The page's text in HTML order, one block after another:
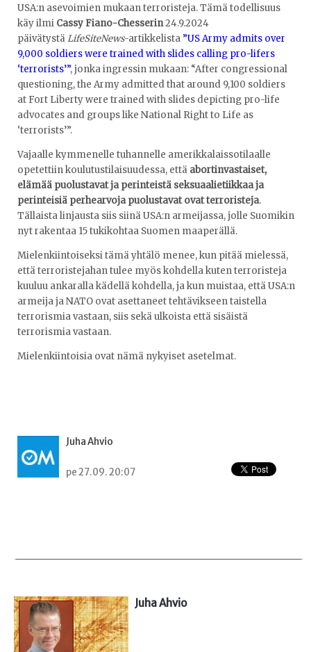
USA:n asevoimien mukaan terroristeja. Tämä todellisuus
käy ilmi Cassy Fiano-Chesserin24.9.2024
päivätystäLifeSiteNews-artikkelista ”US Army admits over
9,000 soldiers were trained with slides calling pro-lifers
‘terrorists’”, jonka ingressin mukaan: “After congressional
questioning, the Army admitted that around 9,100 soldiers
at Fort Liberty were trained with slides depicting pro-life
advocates and groups like National Right to Life as
‘terrorists’”.
Vajaalle kymmenelle tuhannelle amerikkalaissotilaalle
opetettiin koulutustilaisuudessa, että abortinvastaiset,
elämää puolustavat ja perinteistä seksuaalietiikkaa ja
perinteisiä perhearvoja puolustavat ovat terroristeja.
Tällaista linjausta siis siinä USA:n armeijassa, jolle Suomikin
nyt rakentaa 15 tukikohtaa Suomen maaperällä.
Mielenkiintoiseksi tämä yhtälö menee, kun pitää mielessä,
että terroristejahan tulee myös kohdella kuten terroristeja
kuuluu ankaralla kädellä kohdella, ja kun muistaa, että USA:n
armeija ja NATO ovat asettaneet tehtävikseen taistella
terrorismia vastaan, siis sekä ulkoista että sisäistä
terrorismia vastaan.
Mielenkiintoisia ovat nämä nykyiset asetelmat.
Juha Ahvio
pe 27.09. 20:07
Juha Ahvio